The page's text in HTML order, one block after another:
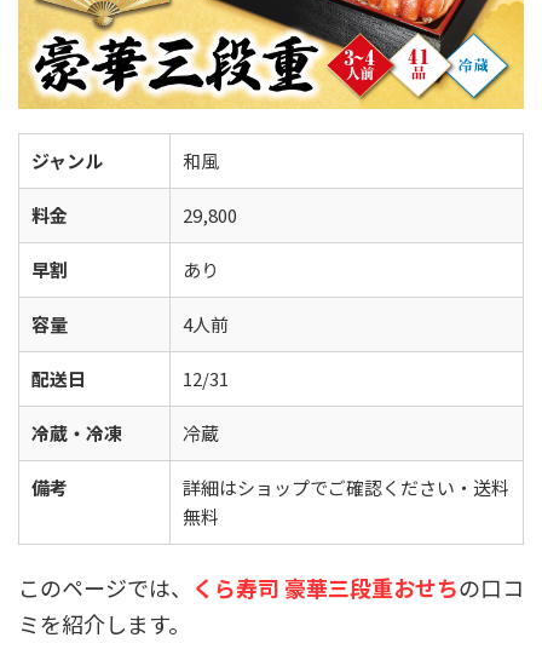
ジャンル 和風
料金 29,800
早割 あり
容量 4人前
配送日 12/31
冷蔵・冷凍 冷蔵
備考
詳細はショップでご確認ください・送料
無料
このページでは、 くら寿司 豪華三段重おせちの口コ
ミを紹介します。